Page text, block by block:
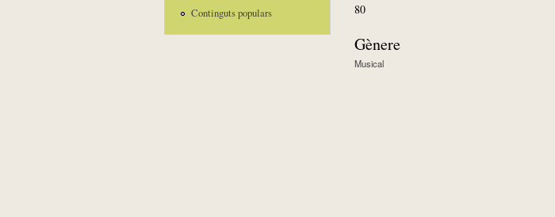
Continguts populars 80
Gènere
Musical